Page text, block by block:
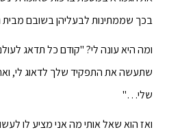
בכך שממתינות לבעליהן בשובם
ומה היא עונה לי? "קודם כל תדאג
שתעשה את התפקיד שלך לדאוג לי,
שלי…"
ואז הוא שאל אותי מה אני מציע לו